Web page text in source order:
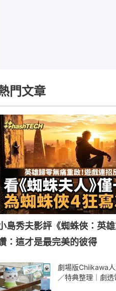
門文章
島秀夫影評《蜘蛛俠：英
：這才是最完美的彼得
劇場版Chiikawa
／特典整理｜劇